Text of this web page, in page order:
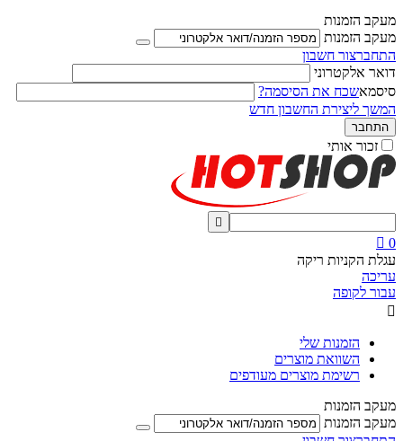
מעקב הזמנות
מעקב הזמנות
התחברצור חשבון
דואר אלקטרוני
סיסמאשכח את הסיסמה?
המשך ליצירת החשבון חדש
התחבר
זכור אותי

0

עגלת הקניות ריקה
עריכה
עבור לקופה

הזמנות שלי
השוואת מוצרים
רשימת מוצרים מעודפים
מעקב הזמנות
מעקב הזמנות